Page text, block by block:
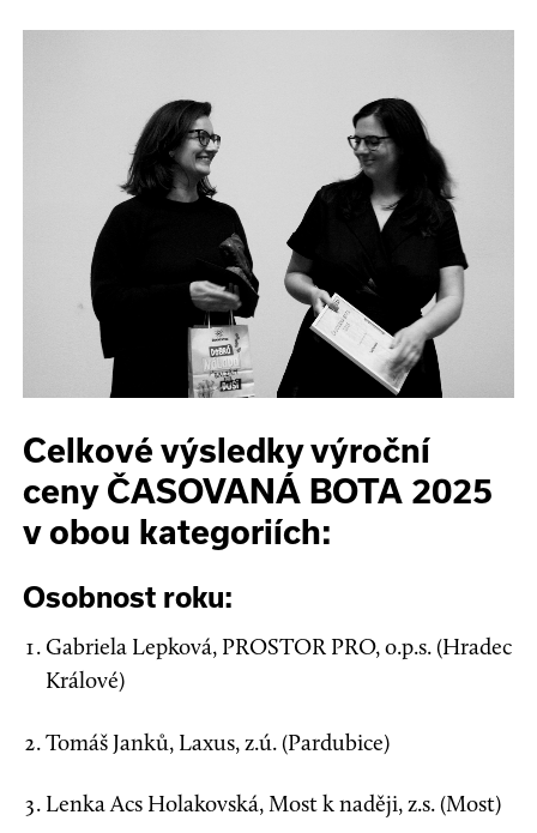
Celkové výsledky výroční
ceny ČASOVANÁ BOTA 2025
v obou kategoriích:
Osobnost roku:
Gabriela Lepková, PROSTOR PRO, o.p.s. (Hradec
Králové)
Tomáš Janků, Laxus, z.ú. (Pardubice)
Lenka Acs Holakovská, Most k naději, z.s. (Most)